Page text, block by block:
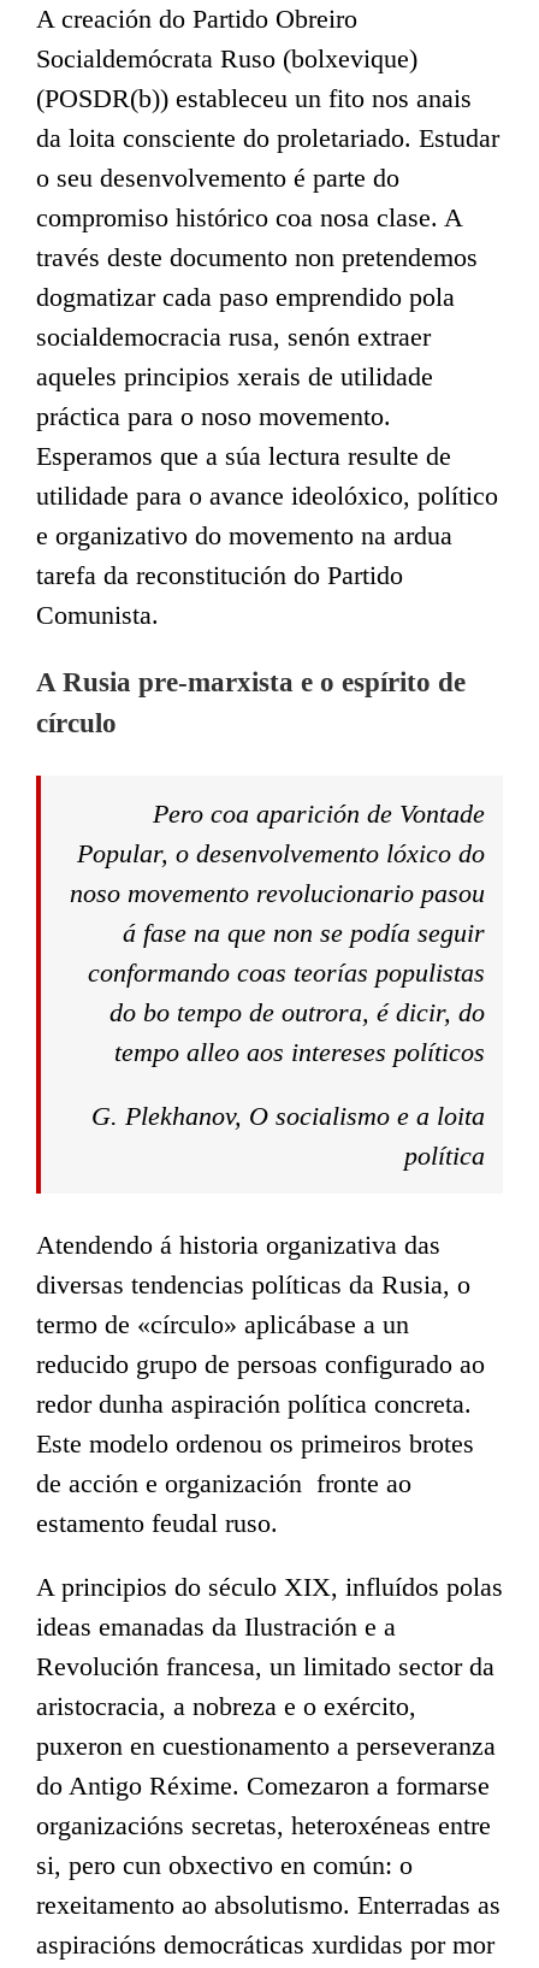
A creación do Partido Obreiro
Socialdemócrata Ruso (bolxevique)
(POSDR(b)) estableceu un fito nos anais
da loita consciente do proletariado. Estudar
o seu desenvolvemento é parte do
compromiso histórico coa nosa clase. A
través deste documento non pretendemos
dogmatizar cada paso emprendido pola
socialdemocracia rusa, senón extraer
aqueles principios xerais de utilidade
práctica para o noso movemento.
Esperamos que a súa lectura resulte de
utilidade para o avance ideolóxico, político
e organizativo do movemento na ardua
tarefa da reconstitución do Partido
Comunista.
A Rusia pre-marxista e o espírito de
círculo
Pero coa aparición de Vontade
Popular, o desenvolvemento lóxico do
noso movemento revolucionario pasou
á fase na que non se podía seguir
conformando coas teorías populistas
do bo tempo de outrora, é dicir, do
tempo alleo aos intereses políticos
G. Plekhanov, O socialismo e a loita
política
Atendendo á historia organizativa das
diversas tendencias políticas da Rusia, o
termo de «círculo» aplicábase a un
reducido grupo de persoas configurado ao
redor dunha aspiración política concreta.
Este modelo ordenou os primeiros brotes
de acción e organización fronte ao
estamento feudal ruso.
A principios do século XIX, influídos polas
ideas emanadas da Ilustración e a
Revolución francesa, un limitado sector da
aristocracia, a nobreza e o exército,
puxeron en cuestionamento a perseveranza
do Antigo Réxime. Comezaron a formarse
organizacións secretas, heteroxéneas entre
si, pero cun obxectivo en común: o
rexeitamento ao absolutismo. Enterradas as
aspiracións democráticas xurdidas por mor